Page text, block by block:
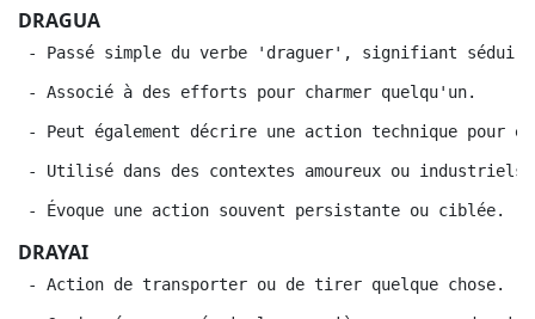
DRAGUA
- Passé simple du verbe 'draguer', signifiant
- Associé à des efforts pour charmer quelqu'un.
- Peut également décrire une action technique pour
- Utilisé dans des contextes amoureux ou industriels.
- Évoque une action souvent persistante ou ciblée.
DRAYAI
- Action de transporter ou de tirer quelque chose.